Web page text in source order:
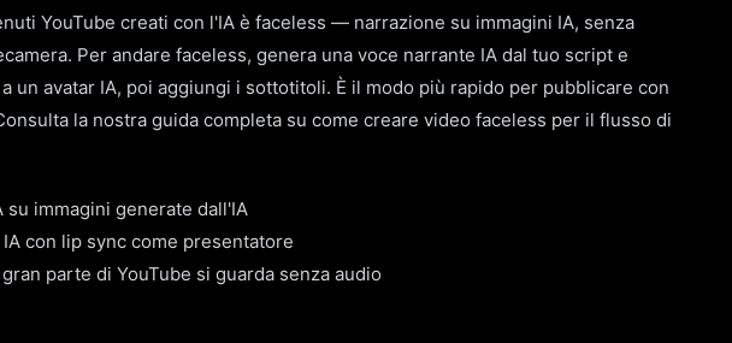
YouTube creati con l'IA è faceless — narrazione su immagini IA, senza
Per andare faceless, genera una voce narrante IA dal tuo script e
un avatar IA, poi aggiungi i sottotitoli. È il modo più rapido per pubblicare con
la nostra guida completa su come creare video faceless per il flusso di
su immagini generate dall'IA
con lip sync come presentatore
parte di YouTube si guarda senza audio